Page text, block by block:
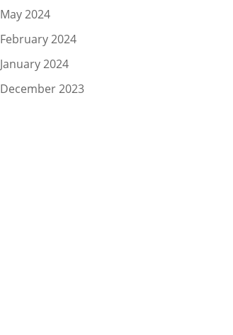
May 2024
February 2024
January 2024
December 2023